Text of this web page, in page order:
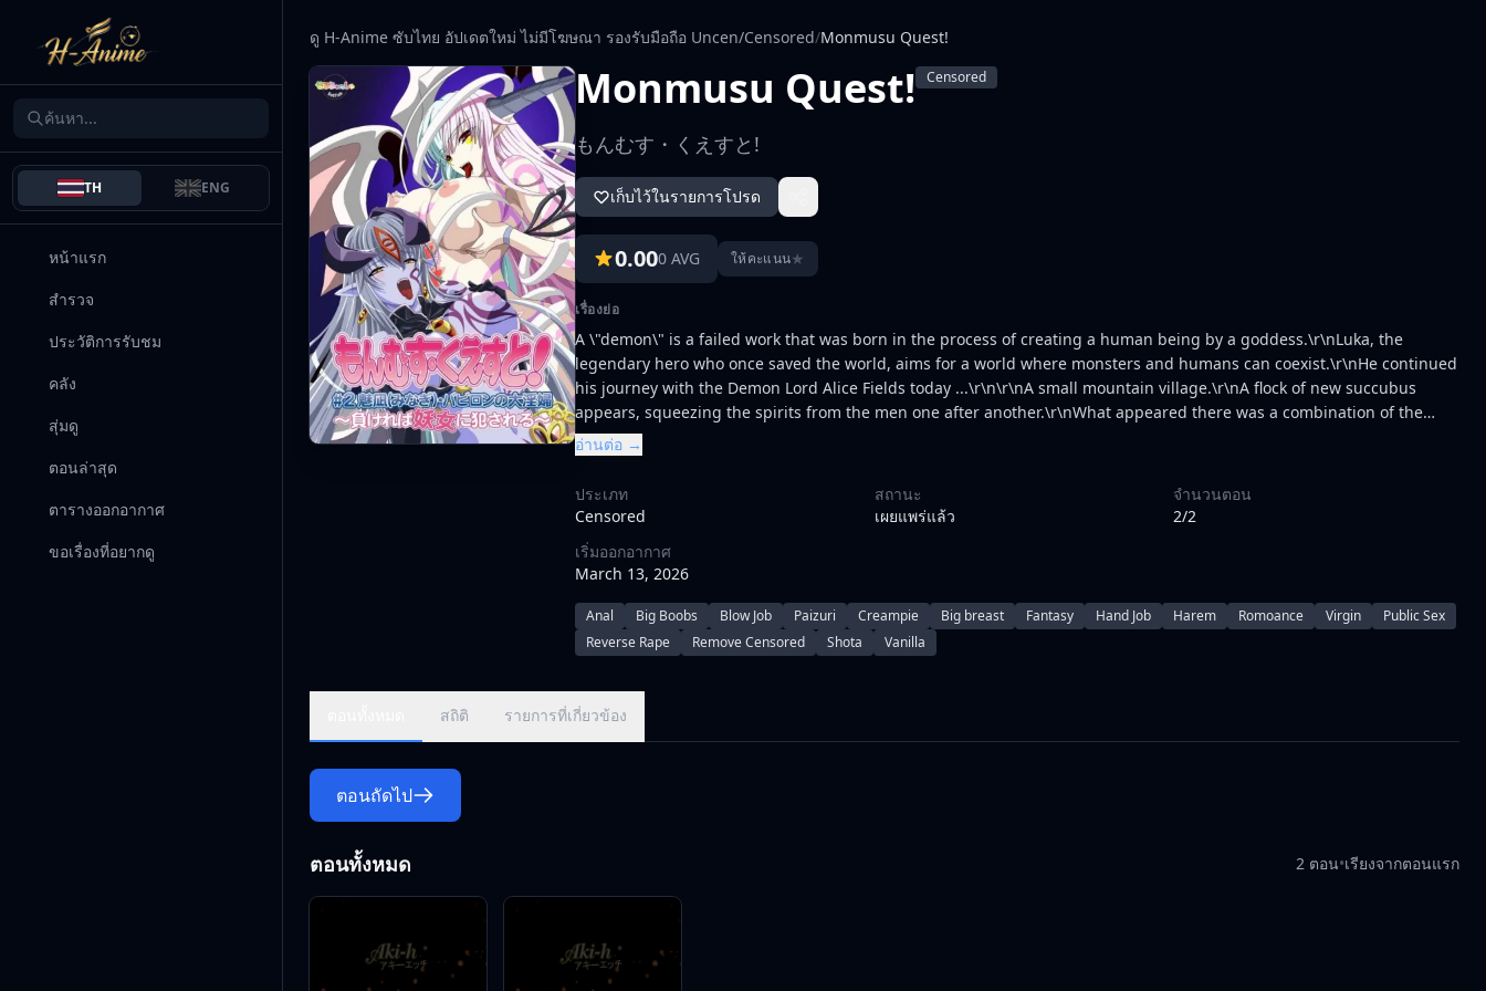
TH ENG
หน้าแรก
สำรวจ
ประวัติการรับชม
คลัง
สุ่มดู
ตอนล่าสุด
ตารางออกอากาศ
ขอเรื่องที่อยากดู
ดู H-Anime ซับไทย อัปเดตใหม่ ไม่มีโฆษณา รองรับมือถือ Uncen/Censored/Monmusu Quest!
Monmusu Quest! Censored
もんむす・くえすと!
เก็บไว้ในรายการโปรด
0.000 AVG ให้คะแนน★
เรื่องย่อ
A \"demon\" is a failed work that was born in the process of creating a human being by a goddess.\r\nLuka, the
legendary hero who once saved the world, aims for a world where monsters and humans can coexist.\r\nHe continued
his journey with the Demon Lord Alice Fields today ...\r\n\r\nA small mountain village.\r\nA flock of new succubus
appears, squeezing the spirits from the men one after another.\r\nWhat appeared there was a combination of the
brave man Luka and the demon king Alice.\r\nThe surviving succubus squeeze their milk in the shadow.\r\nThen, a
suspicious mist spouts from the nipple and fills the area.\r\nLuka inhales the fog, and his consciousness goes away
and he collapses.\r\nLuka throws away his sword, and multiple succubus are entwined and ejaculated as it is, losing
his consciousness ...
อ่านต่อ →
ประเภท
Censored
สถานะ
เผยแพร่แล้ว
จำนวนตอน
2/2
เริ่มออกอากาศ
March 13, 2026
Anal Big Boobs Blow Job Paizuri Creampie Big breast Fantasy Hand Job Harem Romoance Virgin
Public Sex
Reverse Rape
Remove Censored Shota Vanilla
สถิติ รายการที่เกี่ยวข้อง
ตอนถัดไป
ตอนทั้งหมด 2 ตอน•เรียงจากตอนแรก